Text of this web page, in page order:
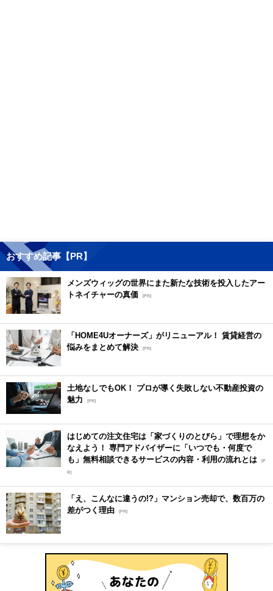
おすすめ記事【PR】
メンズウィッグの世界にまた新たな技術を投入したアー
トネイチャーの真価 [PR]
「HOME4Uオーナーズ」がリニューアル！ 賃貸経営の
悩みをまとめて解決 [PR]
土地なしでもOK！ プロが導く失敗しない不動産投資の
魅力
[PR]
はじめての注文住宅は「家づくりのとびら」で理想をか
なえよう！ 専門アドバイザーに「いつでも・何度で
も」無料相談できるサービスの内容・利用の流れとは [P
R]
「え、こんなに違うの!?」マンション売却で、数百万の
差がつく理由 [PR]